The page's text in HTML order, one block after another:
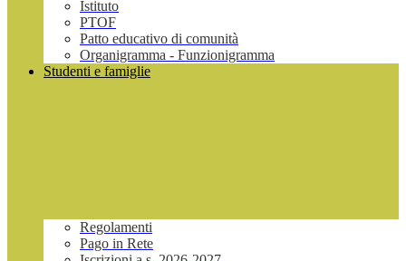
Istituto
PTOF
Patto educativo di comunità
Organigramma - Funzionigramma
Studenti e famiglie
Regolamenti
Pago in Rete